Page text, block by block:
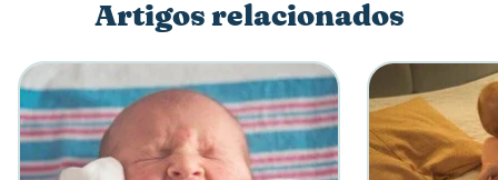
Artigos relacionados